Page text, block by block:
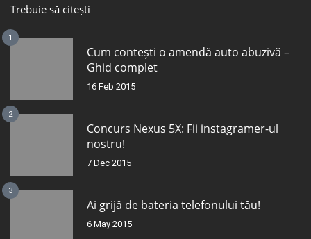
Trebuie să citești
1
Cum contești o amendă auto abuzivă –
Ghid complet
16 Feb 2015
2
Concurs Nexus 5X: Fii instagramer-ul
nostru!
7 Dec 2015
3
Ai grijă de bateria telefonului tău!
6 May 2015